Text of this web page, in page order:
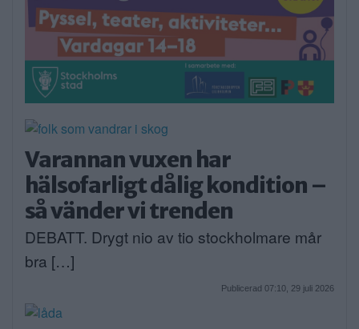
Varannan vuxen har
hälsofarligt dålig kondition –
så vänder vi trenden
DEBATT. Drygt nio av tio stockholmare mår
bra […]
Publicerad 07:10, 29 juli 2026